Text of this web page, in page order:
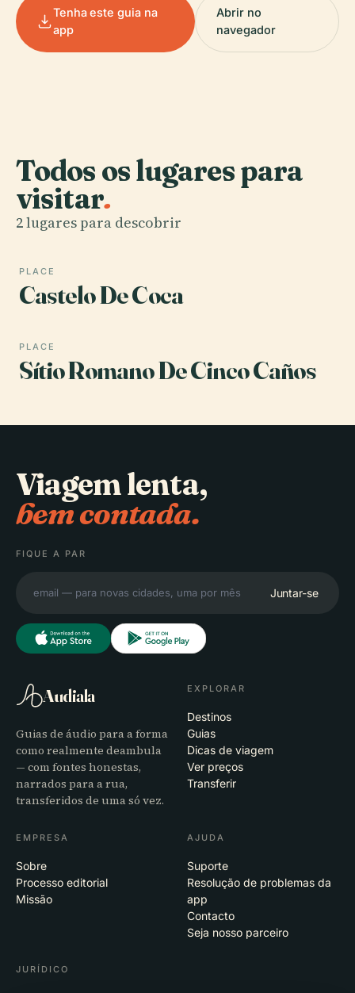
Tenha este guia na
app
Abrir no
navegador
Todos os lugares para
visitar.
2 lugares para descobrir
PLACE
Castelo De Coca
PLACE
Sítio Romano De Cinco Caños
Viagem lenta,
bem contada.
FIQUE A PAR
Juntar-se
Audiala
Guias de áudio para a forma
como realmente deambula
— com fontes honestas,
narrados para a rua,
transferidos de uma só vez.
EXPLORAR
Destinos
Guias
Dicas de viagem
Ver preços
Transferir
EMPRESA
Sobre
Processo editorial
Missão
AJUDA
Suporte
Resolução de problemas da
app
Contacto
Seja nosso parceiro
JURÍDICO